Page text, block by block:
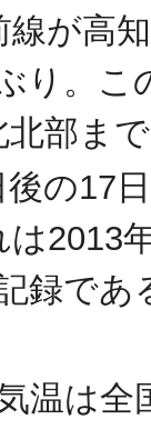
線が高
り。こ
北部ま
の17
2013
録であ
温は全